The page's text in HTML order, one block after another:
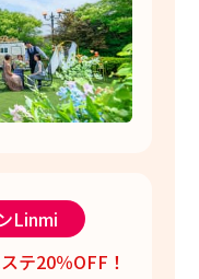
Linmi
テ20％OFF！